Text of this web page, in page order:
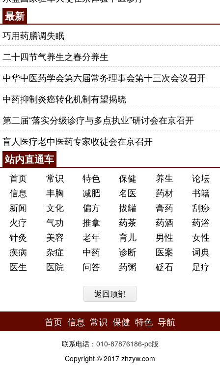
最新
巧用药膳调失眠
二十四节气养生之春分养生
中华中医药学会第六届常务理事会第十三次会议召开
中药抑制炎癌转化机制有望揭晓
第二届“落实分级诊疗与多点执业”研讨会在京召开
盲人医疗老中医药专家收徒会在京召开
站内直通车
首页 常识 特色 保健 养生
论坛
信息
丰胸 减肥 名医 药材
书籍
新闻
文化 偏方 拔罐 膏药
刮痧
火疗
气功 推拿 药茶 药酒
药浴
针灸
美容 老年 育儿 男性
女性
疾病
杂症 中药 诊断 医案
词典
医生
医院 问答 药粥 砭石 足疗
返回顶部
首页 信息 常识 保健 特色 导航
联系电话： 010-87876186-pc版
Copyright © 2017 zhzyw.com